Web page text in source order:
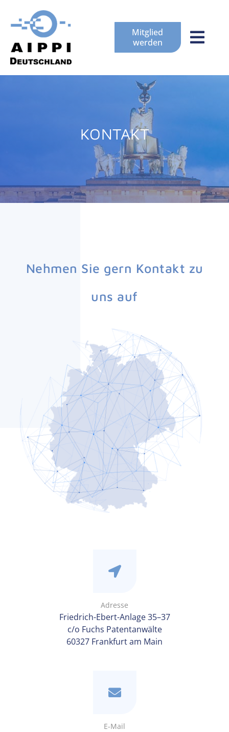
Mitglied
werden
KONTAKT
Nehmen Sie gern Kontakt zu
uns auf
Adresse
Friedrich-Ebert-Anlage 35–37
c/o Fuchs Patentanwälte
60327 Frankfurt am Main
E-Mail